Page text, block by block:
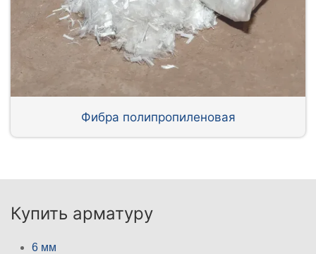
Фибра полипропиленовая
Купить арматуру
6 мм